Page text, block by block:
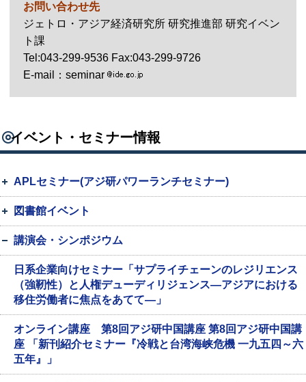
お問い合わせ先
ジェトロ・アジア経済研究所 研究推進部 研究イベン
ト課
Tel :043-299-9536 Fax:043-299-9726
E-mail
：seminar
イベント・セミナー情報
APLセミナー(アジ研パワーランチセミナー)
図書館イベント
講演会・シンポジウム
日系企業向けセミナー「サプライチェーンのレジリエンス
（強靭性）と人権デューディリジェンス―アジアにおける
移住労働者に焦点をあてて―」
オンライン講座 第8回アジ研中国講座 第8回アジ研中国講
座 「新刊紹介セミナー『冷戦と台湾海峡危機 一九五四～六
五年』」